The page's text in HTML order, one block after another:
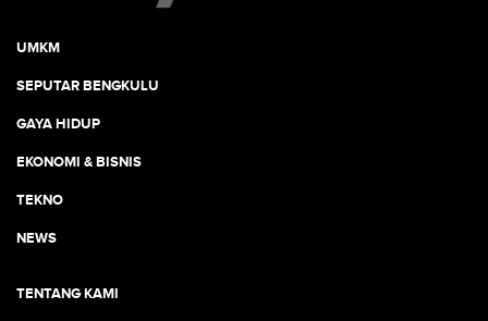
UMKM
SEPUTAR BENGKULU
GAYA HIDUP
EKONOMI & BISNIS
TEKNO
NEWS
TENTANG KAMI